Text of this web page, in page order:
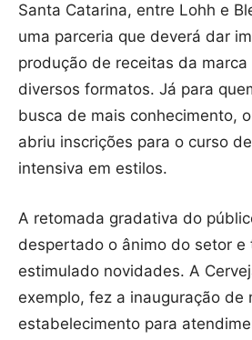
Santa Catarina, entre Lohh e
uma parceria que deverá dar
produção de receitas da marca
diversos formatos. Já para
busca de mais conhecimento,
abriu inscrições para o curso
intensiva em estilos.
A retomada gradativa do
despertado o ânimo do setor e
estimulado novidades. A
exemplo, fez a inauguração de
estabelecimento para